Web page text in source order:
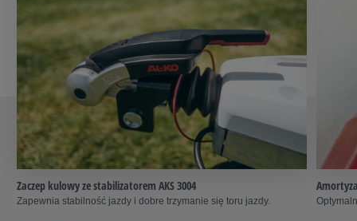
Zaczep kulowy ze stabilizatorem AKS 3004
Zapewnia stabilność jazdy i dobre trzymanie się toru jazdy.